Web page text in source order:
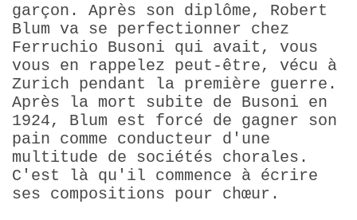
garçon. Après son diplôme, Robert
Blum va se perfectionner chez
Ferruchio Busoni qui avait, vous
vous en rappelez peut-être, vécu à
Zurich pendant la première guerre.
Après la mort subite de Busoni en
1924, Blum est forcé de gagner son
pain comme conducteur d'une
multitude de sociétés chorales.
C'est là qu'il commence à écrire
ses compositions pour chœur.